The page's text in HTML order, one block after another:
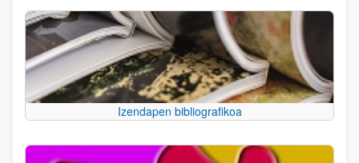
Izendapen bibliografikoa